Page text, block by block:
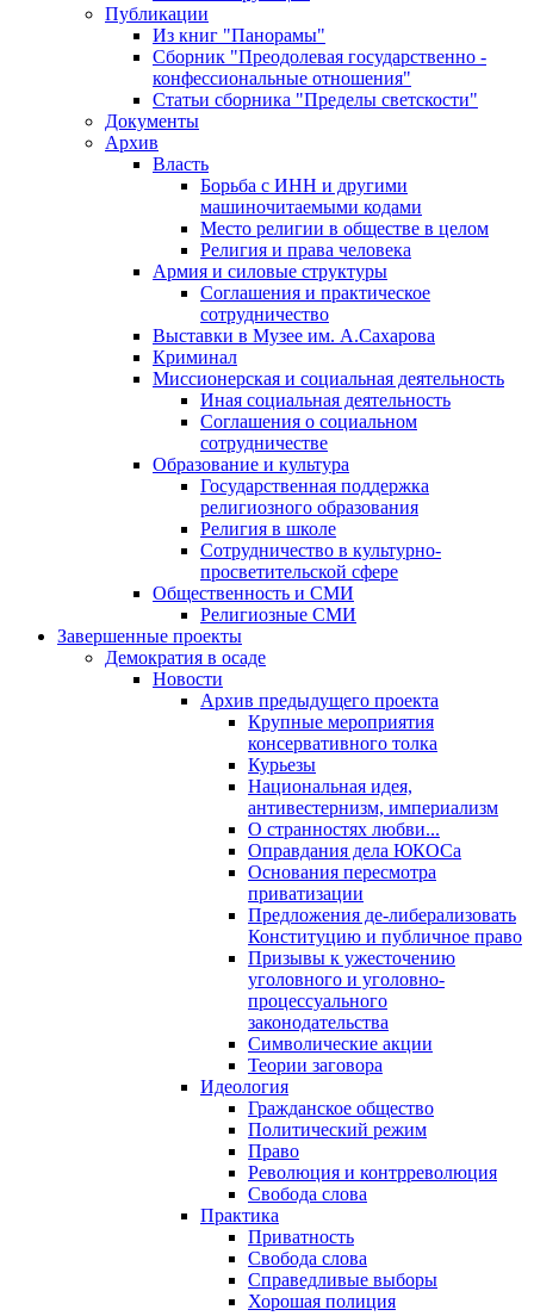
Публикации
Из книг "Панорамы"
Сборник "Преодолевая государственно -
конфессиональные отношения"
Статьи сборника "Пределы светскости"
Документы
Архив
Власть
Борьба с ИНН и другими
машиночитаемыми кодами
Место религии в обществе в целом
Религия и права человека
Армия и силовые структуры
Соглашения и практическое
сотрудничество
Выставки в Музее им. А.Сахарова
Криминал
Миссионерская и социальная деятельность
Иная социальная деятельность
Соглашения о социальном
сотрудничестве
Образование и культура
Государственная поддержка
религиозного образования
Религия в школе
Сотрудничество в культурно-
просветительской сфере
Общественность и СМИ
Религиозные СМИ
Завершенные проекты
Демократия в осаде
Новости
Архив предыдущего проекта
Крупные мероприятия
консервативного толка
Курьезы
Национальная идея,
антивестернизм, империализм
О странностях любви...
Оправдания дела ЮКОСа
Основания пересмотра
приватизации
Предложения де-либерализовать
Конституцию и публичное право
Призывы к ужесточению
уголовного и уголовно-
процессуального
законодательства
Символические акции
Теории заговора
Идеология
Гражданское общество
Политический режим
Право
Революция и контрреволюция
Свобода слова
Практика
Приватность
Свобода слова
Справедливые выборы
Хорошая полиция